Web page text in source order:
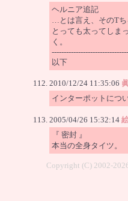
ヘルニア追記
…とは言え、そのT
とっても太ってしま
く。
以下
2010/12/24 11:35:06
インターポットにつ
2005/04/26 15:32:14
『 密封 』
本当の全身タイツ。
Copyright (C) 2002-